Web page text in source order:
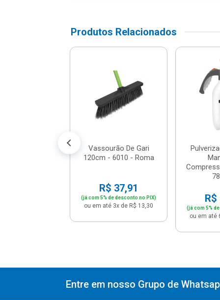
Produtos Relacionados
Vassourão De Gari
120cm - 6010 - Roma
R$ 37,91
(já com 5% de desconto no PIX)
ou em até 3x de R$ 13,30
R$
(já com 5%
ou em até
Entre em nosso Grupo de